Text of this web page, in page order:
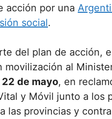
acción por una
social.
del plan de acción,
movilización al
de mayo, en
y Móvil junto a los
las provincias y